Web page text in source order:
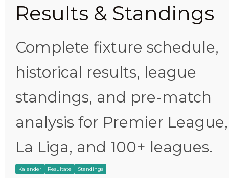
Results & Standings
Complete fixture schedule,
historical results, league
standings, and pre-match
analysis for Premier League,
La Liga, and 100+ leagues.
Kalender Resultate Standings